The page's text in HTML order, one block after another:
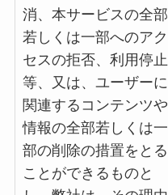
消、本サービスの全部
若しくは一部へのアク
セスの拒否、利用停止
等、又は、ユーザーに
関連するコンテンツや
情報の全部若しくは一
部の削除の措置をとる
ことができるものと